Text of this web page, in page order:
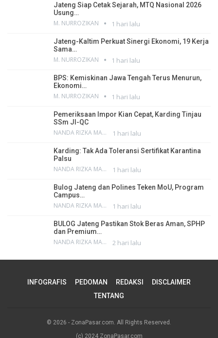
Jateng Siap Cetak Sejarah, MTQ Nasional 2026
Usung…
M. NURROZIKAN 1 hari lalu
Jateng-Kaltim Perkuat Sinergi Ekonomi, 19 Kerja
Sama…
M. NURROZIKAN 1 hari lalu
BPS: Kemiskinan Jawa Tengah Terus Menurun,
Ekonomi…
M. NURROZIKAN 1 hari lalu
Pemeriksaan Impor Kian Cepat, Karding Tinjau
SSm JI-QC
NANDA RIZKA MAHENDRA 1 hari lalu
Karding: Tak Ada Toleransi Sertifikat Karantina
Palsu
NANDA RIZKA MAHENDRA 1 hari lalu
Bulog Jateng dan Polines Teken MoU, Program
Campus…
NANDA RIZKA MAHENDRA 1 hari lalu
BULOG Jateng Pastikan Stok Beras Aman, SPHP
dan Premium…
NANDA RIZKA MAHENDRA 2 hari lalu
INFOGRAFIS PEDOMAN REDAKSI
DISCLAIMER
TENTANG
© 2026 - ZonaPasar.com. All Rights Reserved.
(c) 2024 ZonaPasar.com